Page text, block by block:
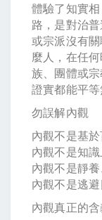
體驗了知實
路，是對治
或宗派沒有
麼人，在任
族、團體或
證實都能平等
勿誤解內觀
內觀不是基
內觀不是知識
內觀不是靜養
內觀不是逃避
內觀真正的含